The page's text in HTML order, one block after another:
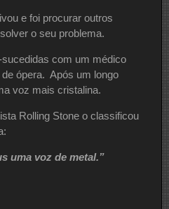
e foi procurar outros
o seu problema.
com um médico
ópera. Após um longo
voz mais cristalina.
Rolling Stone o classificou
uma voz de metal.”